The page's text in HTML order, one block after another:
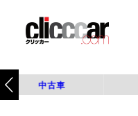
中古車